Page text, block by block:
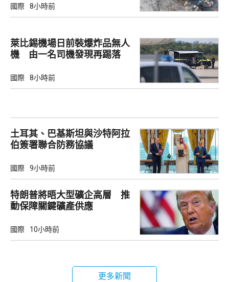
國際 8小時前
萊比錫機場日前裝爆炸品無人
機 由一名司機發現再踢落
國際 8小時前
土耳其、巴基斯坦與沙特阿拉
伯簽署聯合防務協議
國際 9小時前
特朗普將晤大型礦企高層 推
動保障關鍵礦產供應
國際 10小時前
更多新聞